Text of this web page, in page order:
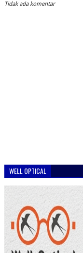
Tidak ada komentar
WELL OPTICAL